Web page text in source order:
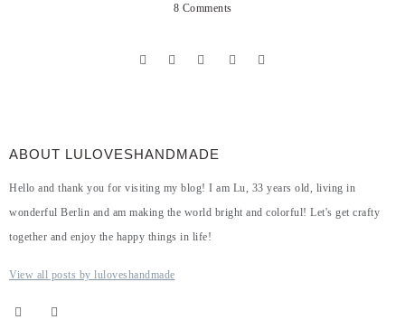
8 Comments
ABOUT LULOVESHANDMADE
Hello and thank you for visiting my blog! I am Lu, 33 years old, living in
wonderful Berlin and am making the world bright and colorful! Let's get crafty
together and enjoy the happy things in life!
View all posts by luloveshandmade